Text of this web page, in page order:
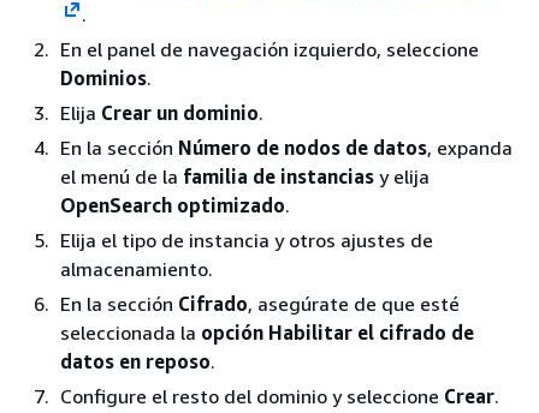
.
En el panel de navegación izquierdo, seleccione
Dominios.
Elija Crear un dominio.
En la sección Número de nodos de datos, expanda
el menú de la familia de instancias y elija
OpenSearch optimizado.
Elija el tipo de instancia y otros ajustes de
almacenamiento.
En la sección Cifrado, asegúrate de que esté
seleccionada la opción Habilitar el cifrado de
datos en reposo.
Configure el resto del dominio y seleccione Crear.